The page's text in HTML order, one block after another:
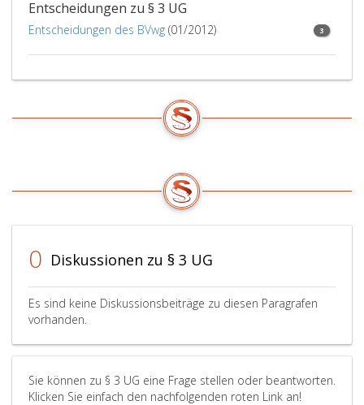
Entscheidungen zu § 3 UG
Entscheidungen des BVwg (01/2012) 3
0 Diskussionen zu § 3 UG
Es sind keine Diskussionsbeiträge zu diesen Paragrafen
vorhanden.
Sie können zu § 3 UG eine Frage stellen oder beantworten.
Klicken Sie einfach den nachfolgenden roten Link an!